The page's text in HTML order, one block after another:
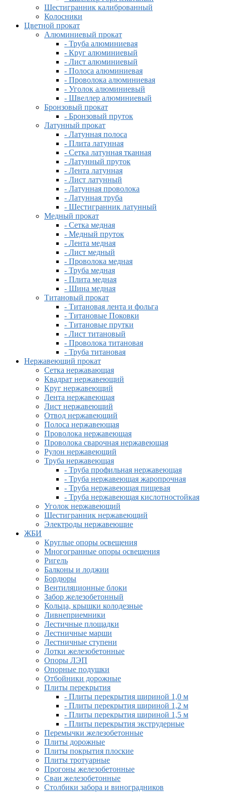
Шестигранник калиброванный
Колосники
Цветной прокат
Алюминиевый прокат
- Труба алюминиевая
- Круг алюминиевый
- Лист алюминиевый
- Полоса алюминиевая
- Проволока алюминиевая
- Уголок алюминиевый
- Швеллер алюминиевый
Бронзовый прокат
- Бронзовый пруток
Латунный прокат
- Латунная полоса
- Плита латунная
- Сетка латунная тканная
- Латунный пруток
- Лента латунная
- Лист латунный
- Латунная проволока
- Латунная труба
- Шестигранник латунный
Медный прокат
- Сетка медная
- Медный пруток
- Лента медная
- Лист медный
- Проволока медная
- Труба медная
- Плита медная
- Шина медная
Титановый прокат
- Титановая лента и фольга
- Титановые Поковки
- Титановые прутки
- Лист титановый
- Проволока титановая
- Труба титановая
Нержавеющий прокат
Сетка нержавающая
Квадрат нержавеющий
Круг нержавеющий
Лента нержавеющая
Лист нержавеющий
Отвод нержавеющий
Полоса нержавеющая
Проволока нержавеющая
Проволока сварочная нержавеющая
Рулон нержавеющий
Труба нержавеющая
- Труба профильная нержавеющая
- Труба нержавеющая жаропрочная
- Труба нержавеющая пищевая
- Труба нержавеющая кислотностойкая
Уголок нержавеющий
Шестигранник нержавеющий
Электроды нержавеющие
ЖБИ
Круглые опоры освещения
Многогранные опоры освещения
Ригель
Балконы и лоджии
Бордюры
Вентиляционные блоки
Забор железобетонный
Кольца, крышки колодезные
Ливнеприемники
Лестичные площадки
Лестничные марши
Лестничные ступени
Лотки железобетонные
Опоры ЛЭП
Опорные подушки
Отбойники дорожные
Плиты перекрытия
- Плиты перекрытия шириной 1,0 м
- Плиты перекрытия шириной 1,2 м
- Плиты перекрытия шириной 1,5 м
- Плиты перекрытия экструдерные
Перемычки железобетонные
Плиты дорожные
Плиты покрытия плоские
Плиты тротуарные
Прогоны железобетонные
Сваи железобетонные
Столбики забора и виноградников